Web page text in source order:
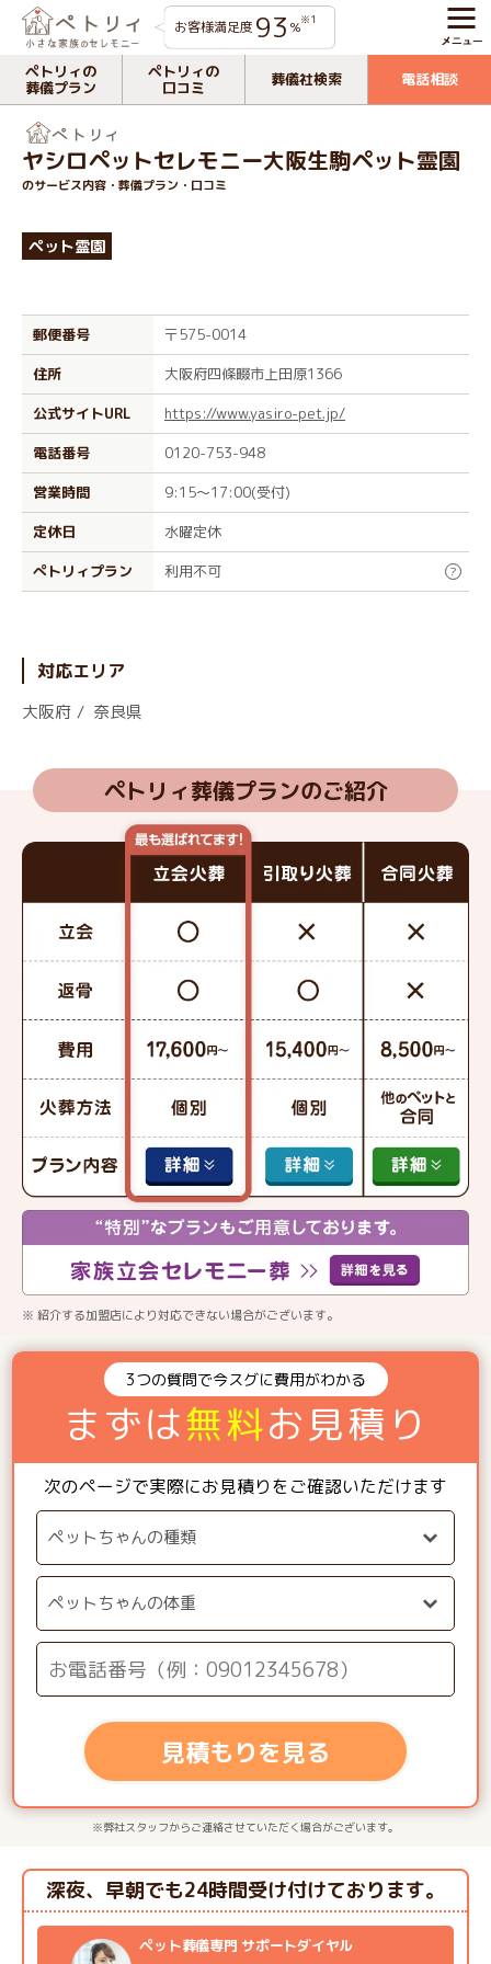
お客様満足度 93 %※1
ペトリィの
葬儀プラン
ペトリィの
口コミ
葬儀社検索 電話相談
ヤシロペットセレモニー大阪生駒ペット霊園
のサービス内容・葬儀プラン・口コミ
ペット霊園
郵便番号
〒575-0014
住所
大阪府四條畷市上田原1366
公式サイトURL
https://www.yasiro-pet.jp/
電話番号
0120-753-948
営業時間
9:15～17:00(受付)
定休日
水曜定休
ぺトリィプラン
利用不可 ?
対応エリア
大阪府 奈良県
ペトリィ葬儀プランのご紹介
※ 紹介する加盟店により対応できない場合がございます。
3つの質問で今スグに費用がわかる
まずは無料お見積り
次のページで実際にお見積りをご確認いただけます
見積もりを見る
※弊社スタッフからご連絡させていただく場合がございます。
ペット葬儀専門 サポートダイヤル
深夜、早朝でも24時間受け付けております。